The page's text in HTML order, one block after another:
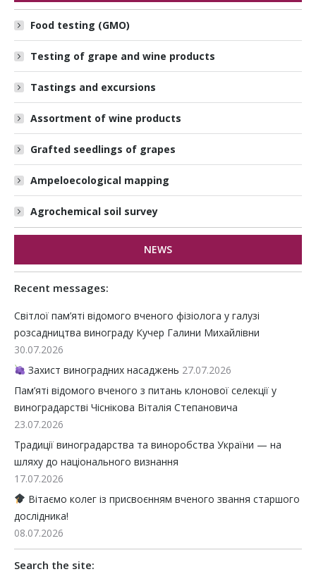
Food testing (GMO)
Testing of grape and wine products
Tastings and excursions
Assortment of wine products
Grafted seedlings of grapes
Ampeloecological mapping
Agrochemical soil survey
NEWS
Recent messages:
Світлої пам’яті відомого вченого фізіолога у галузі
розсадництва винограду Кучер Галини Михайлівни
30.07.2026
Захист виноградних насаджень 27.07.2026
Пам’яті відомого вченого з питань клонової селекції у
виноградарстві Чіснікова Віталія Степановича
23.07.2026
Традиції виноградарства та виноробства України — на
шляху до національного визнання
17.07.2026
Вітаємо колег із присвоєнням вченого звання старшого
дослідника!
08.07.2026
Search the site: